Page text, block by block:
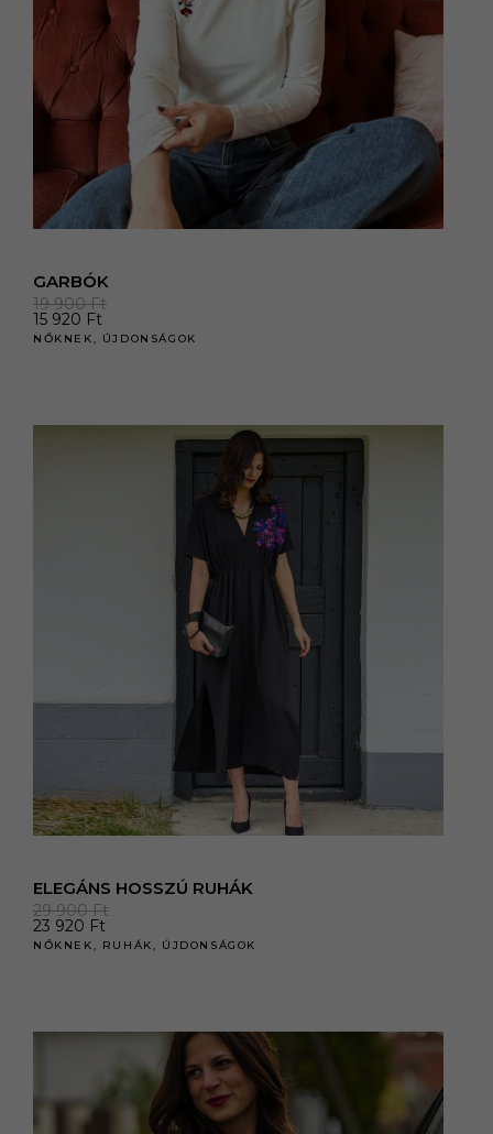
GARBÓK
19 900Ft
15 920 Ft
NŐKNEK, ÚJDONSÁGOK
ELEGÁNS HOSSZÚ RUHÁK
29 900Ft
23 920 Ft
NŐKNEK, RUHÁK, ÚJDONSÁGOK